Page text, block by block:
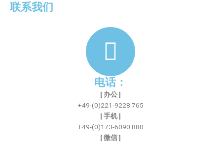
联系我们
电话：
[ 办公 ]
+49-(0)221-9228 765
[ 手机 ]
+49-(0)173-6090 880
[ 微信 ]